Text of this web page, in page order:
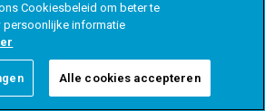
Cookiesbeleid om beter te
persoonlijke informatie
Alle cookies accepteren